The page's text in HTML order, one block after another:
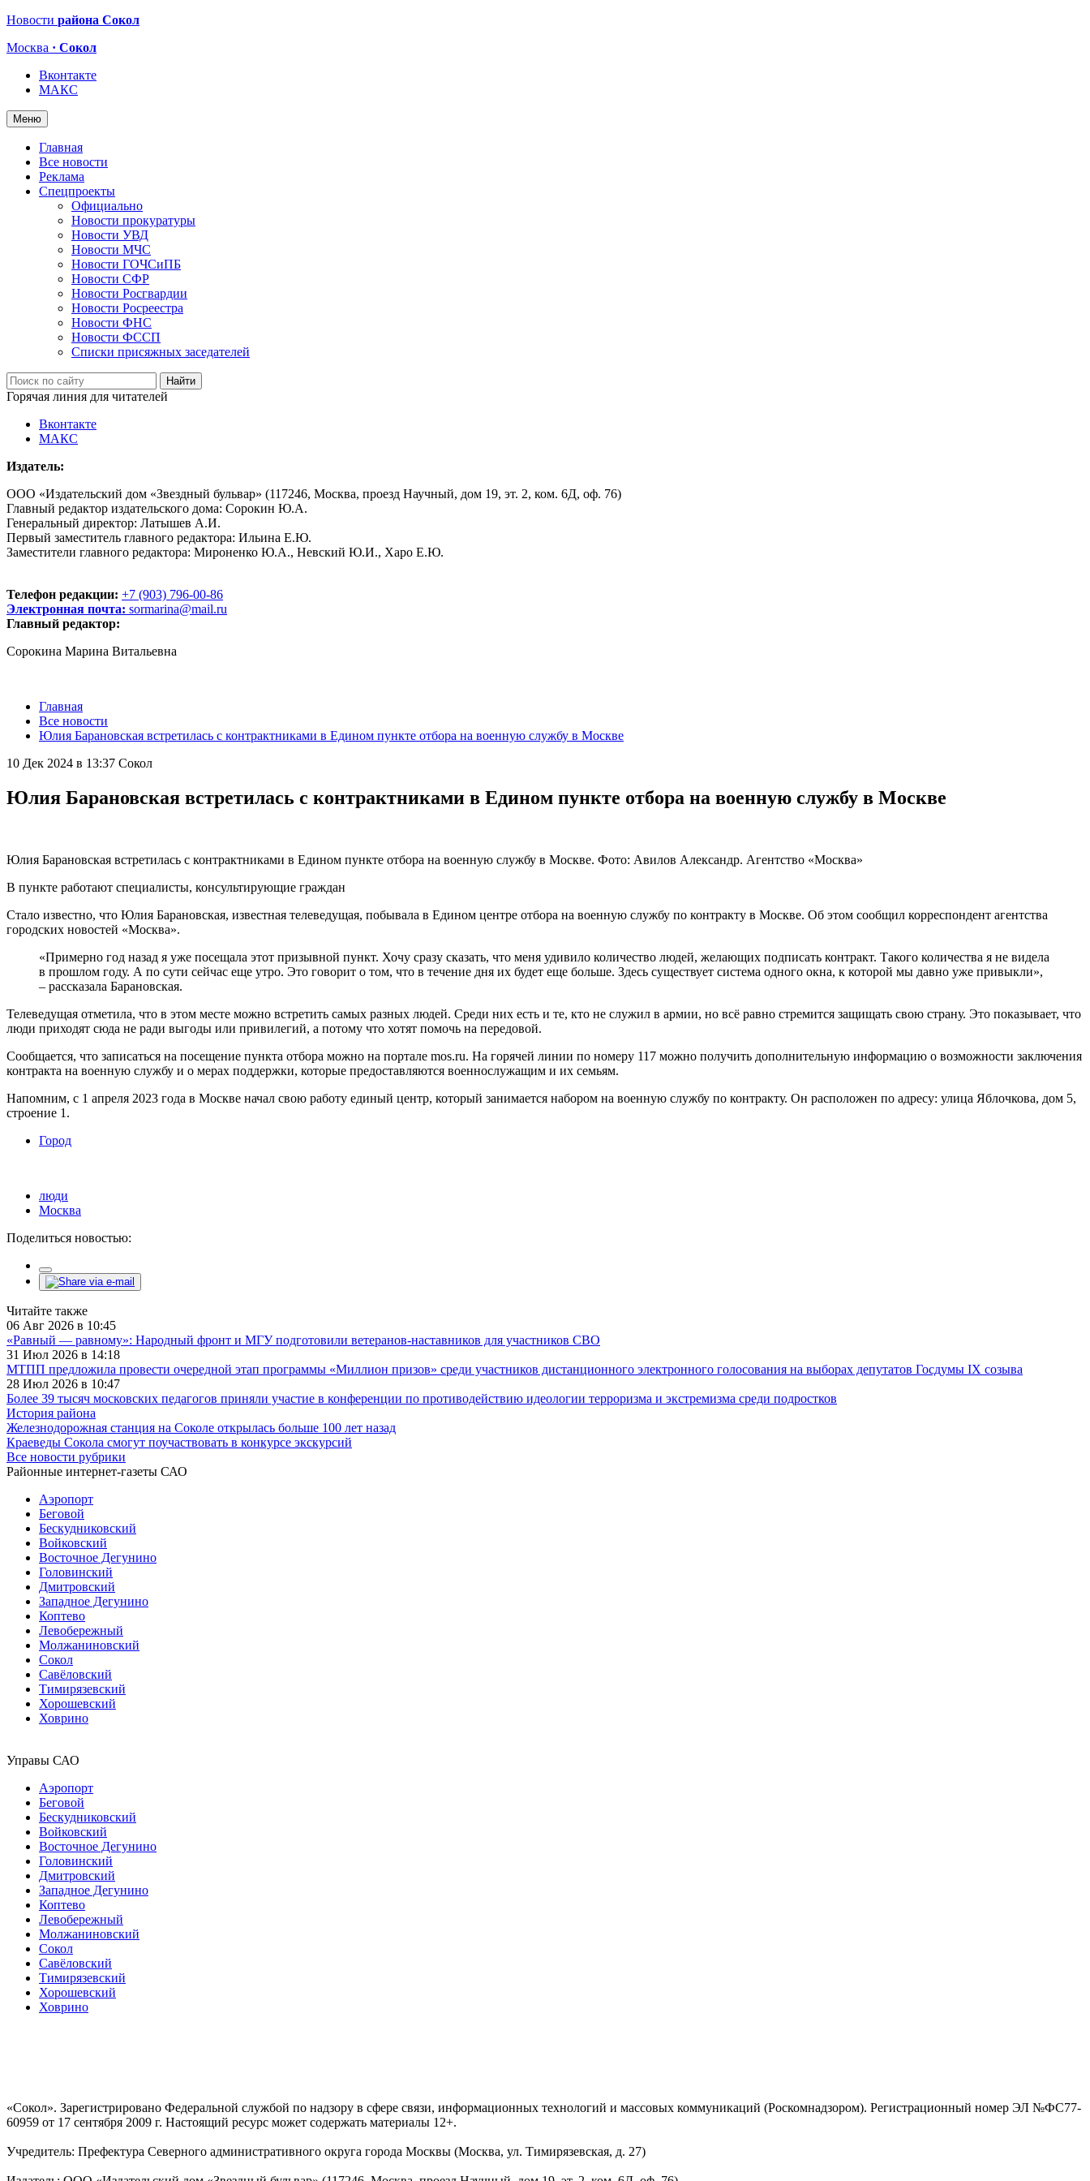
Новости района Сокол
Москва · Сокол
Вконтакте
МАКС
Меню
Главная
Все новости
Реклама
Спецпроекты
Официально
Новости прокуратуры
Новости УВД
Новости МЧС
Новости ГОЧСиПБ
Новости СФР
Новости Росгвардии
Новости Росреестра
Новости ФНС
Новости ФССП
Списки присяжных заседателей
Горячая линия для читателей
Вконтакте
МАКС
Издатель:
ООО «Издательский дом «Звездный бульвар» (117246, Москва, проезд Научный, дом 19, эт. 2, ком. 6Д, оф. 76)
Главный редактор издательского дома: Сорокин Ю.А.
Генеральный директор: Латышев А.И.
Первый заместитель главного редактора: Ильина Е.Ю.
Заместители главного редактора: Мироненко Ю.А., Невский Ю.И., Харо Е.Ю.
Телефон редакции: +7 (903) 796-00-86
Электронная почта: sormarina@mail.ru
Главный редактор:
Сорокина Марина Витальевна
Главная
Все новости
Юлия Барановская встретилась с контрактниками в Едином пункте отбора на военную службу в Москве
10 Дек 2024 в 13:37 Сокол
Юлия Барановская встретилась с контрактниками в Едином пункте отбора на военную службу в Москве
Юлия Барановская встретилась с контрактниками в Едином пункте отбора на военную службу в Москве. Фото: Авилов Александр. Агентство «Москва»
В пункте работают специалисты, консультирующие граждан
Стало известно, что Юлия Барановская, известная телеведущая, побывала в Едином центре отбора на военную службу по контракту в Москве. Об этом сообщил корреспондент агентства
городских новостей «Москва».
«Примерно год назад я уже посещала этот призывной пункт. Хочу сразу сказать, что меня удивило количество людей, желающих подписать контракт. Такого количества я не видела
в прошлом году. А по сути сейчас еще утро. Это говорит о том, что в течение дня их будет еще больше. Здесь существует система одного окна, к которой мы давно уже привыкли»,
– рассказала Барановская.
Телеведущая отметила, что в этом месте можно встретить самых разных людей. Среди них есть и те, кто не служил в армии, но всё равно стремится защищать свою страну. Это показывает, что
люди приходят сюда не ради выгоды или привилегий, а потому что хотят помочь на передовой.
Сообщается, что записаться на посещение пункта отбора можно на портале mos.ru. На горячей линии по номеру 117 можно получить дополнительную информацию о возможности заключения
контракта на военную службу и о мерах поддержки, которые предоставляются военнослужащим и их семьям.
Напомним, с 1 апреля 2023 года в Москве начал свою работу единый центр, который занимается набором на военную службу по контракту. Он расположен по адресу: улица Яблочкова, дом 5,
строение 1.
Город
люди
Москва
Поделиться новостью:
Читайте также
06 Авг 2026 в 10:45
«Равный — равному»: Народный фронт и МГУ подготовили ветеранов-наставников для участников СВО
31 Июл 2026 в 14:18
МТПП предложила провести очередной этап программы «Миллион призов» среди участников дистанционного электронного голосования на выборах депутатов Госдумы IX созыва
28 Июл 2026 в 10:47
Более 39 тысяч московских педагогов приняли участие в конференции по противодействию идеологии терроризма и экстремизма среди подростков
История района
Железнодорожная станция на Соколе открылась больше 100 лет назад
Краеведы Сокола смогут поучаствовать в конкурсе экскурсий
Все новости рубрики
Районные интернет-газеты САО
Аэропорт
Беговой
Бескудниковский
Войковский
Восточное Дегунино
Головинский
Дмитровский
Западное Дегунино
Коптево
Левобережный
Молжаниновский
Сокол
Савёловский
Тимирязевский
Хорошевский
Ховрино
Управы САО
Аэропорт
Беговой
Бескудниковский
Войковский
Восточное Дегунино
Головинский
Дмитровский
Западное Дегунино
Коптево
Левобережный
Молжаниновский
Сокол
Савёловский
Тимирязевский
Хорошевский
Ховрино
«Сокол». Зарегистрировано Федеральной службой по надзору в сфере связи, информационных технологий и массовых коммуникаций (Роскомнадзором). Регистрационный номер ЭЛ №ФС77-
60959 от 17 сентября 2009 г. Настоящий ресурс может содержать материалы 12+.
Учредитель: Префектура Северного административного округа города Москвы (Москва, ул. Тимирязевская, д. 27)